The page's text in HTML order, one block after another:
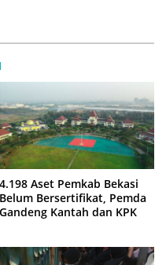
4.198 Aset Pemkab Bekasi
Belum Bersertifikat, Pemda
Gandeng Kantah dan KPK